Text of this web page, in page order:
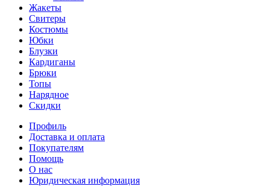
Жакеты
Свитеры
Костюмы
Юбки
Блузки
Кардиганы
Брюки
Топы
Нарядное
Скидки
Профиль
Доставка и оплата
Покупателям
Помощь
О нас
Юридическая информация